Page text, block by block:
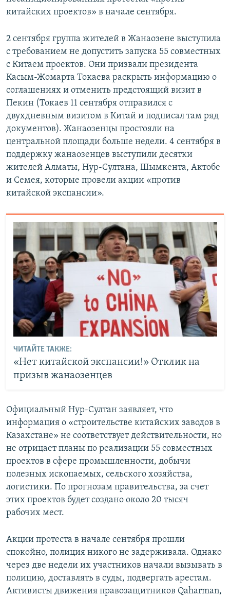
китайских проектов» в начале сентября.
2 сентября группа жителей в Жанаозене выступила
с требованием не допустить запуска 55 совместных
с Китаем проектов. Они призвали президента
Касым-Жомарта Токаева раскрыть информацию о
соглашениях и отменить предстоящий визит в
Пекин (Токаев 11 сентября отправился с
двухдневным визитом в Китай и подписал там ряд
документов). Жанаозенцы простояли на
центральной площади больше недели. 4 сентября в
поддержку жанаозенцев выступили десятки
жителей Алматы, Нур-Султана, Шымкента, Актобе
и Семея, которые провели акции «против
китайской экспансии».
ЧИТАЙТЕ ТАКЖЕ:
«Нет китайской экспансии!» Отклик на
призыв жанаозенцев
Официальный Нур-Султан заявляет, что
информация о «строительстве китайских заводов в
Казахстане» не соответствует действительности, но
не отрицает планы по реализации 55 совместных
проектов в сфере промышленности, добычи
полезных ископаемых, сельского хозяйства,
логистики. По прогнозам правительства, за счет
этих проектов будет создано около 20 тысяч
рабочих мест.
Акции протеста в начале сентября прошли
спокойно, полиция никого не задерживала. Однако
через две недели их участников начали вызывать в
полицию, доставлять в суды, подвергать арестам.
Активисты движения правозащитников Qaharman,